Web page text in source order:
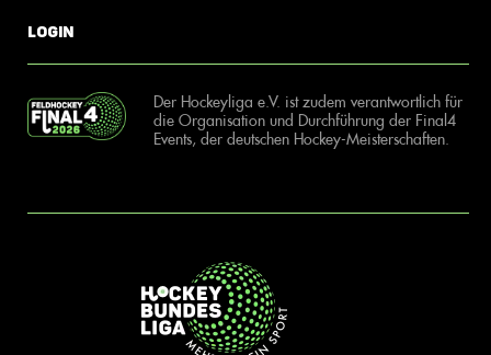
Login
Der Hockeyliga e.V. ist zudem verantwortlich für
die Organisation und Durchführung der Final4
Events, der deutschen Hockey-Meisterschaften.